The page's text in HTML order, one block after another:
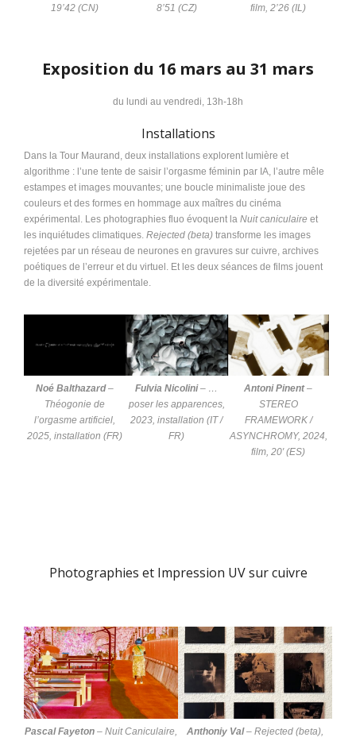
19’42 (CN)
8’51 (CZ)
film, 2’26 (IL)
Exposition du 16 mars au 31 mars
du lundi au vendredi, 13h-18h
Installations
Dans la Tour Maurand, deux installations explorent lumière et
algorithme : l’une tente de saisir l’orgasme féminin par IA, l’autre mêle
estampes et images mouvantes; une boucle minimaliste joue des
couleurs et des formes en hommage aux maîtres du cinéma
expérimental. Les photographies fluo évoquent la Nuit caniculaire et
les inquiétudes climatiques. Rejected (beta) transforme les images
rejetées par un réseau de neurones en gravures sur cuivre, archives
poétiques de l’erreur et du virtuel. Et les deux séances de films jouent
de la diversité expérimentale.
Noé Balthazard–
Théogonie de
l’orgasme artificiel,
2025, installation (FR)
Fulvia Nicolini– …
poser les apparences,
2023, installation (IT /
FR)
Antoni Pinent–
STEREO
FRAMEWORK /
ASYNCHROMY, 2024,
film, 20′ (ES)
Photographies et Impression UV sur cuivre
Pascal Fayeton – Nuit Caniculaire, Anthoniy Val– Rejected (beta),